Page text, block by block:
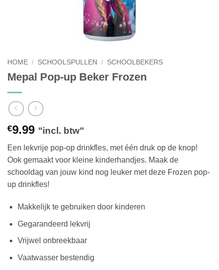
HOME / SCHOOLSPULLEN / SCHOOLBEKERS
Mepal Pop-up Beker Frozen
€9.99 "incl. btw"
Een lekvrije pop-op drinkfles, met één druk op de knop!
Ook gemaakt voor kleine kinderhandjes. Maak de
schooldag van jouw kind nog leuker met deze Frozen pop-
up drinkfles!
Makkelijk te gebruiken door kinderen
Gegarandeerd lekvrij
Vrijwel onbreekbaar
Vaatwasser bestendig